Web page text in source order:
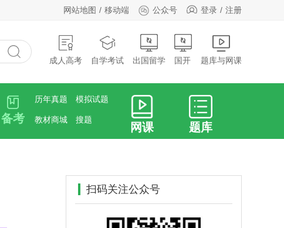
网站地图 移动端 公众号 登录 注册
成人高考 自学考试 出国留学 国开 题库与网课
备考
历年真题 模拟试题
教材商城 搜题
网课 题库
扫码关注公众号